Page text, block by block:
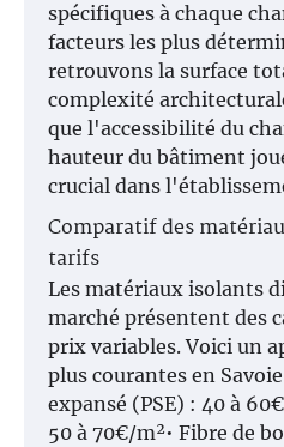
spécifiques à chaque
facteurs les plus
retrouvons la surface
complexité
que l'accessibilité du
hauteur du bâtiment
crucial dans
Comparatif des
tarifs
Les matériaux isolants
marché présentent des
prix variables. Voici un
plus courantes en
expansé (PSE) : 40 à
50 à 70€/m²• Fibre de